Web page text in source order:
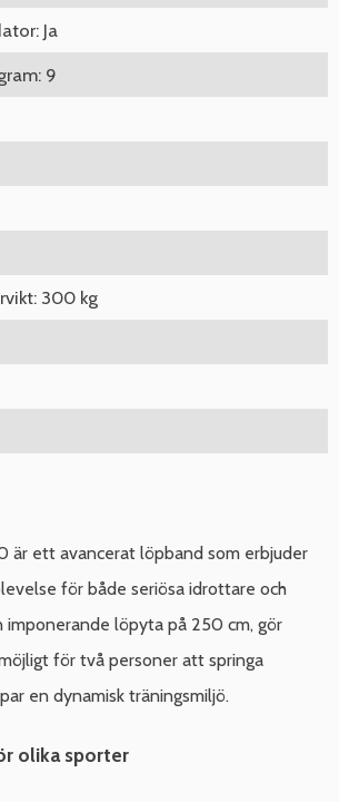
Ja
9
300 kg
är ett avancerat löpband som erbjuder
för både seriösa idrottare och
imponerande löpyta på 250 cm, gör
för två personer att springa
en dynamisk träningsmiljö.
olika sporter